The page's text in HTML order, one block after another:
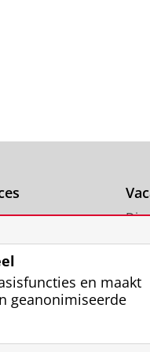
en maakt
geanonimiseerde